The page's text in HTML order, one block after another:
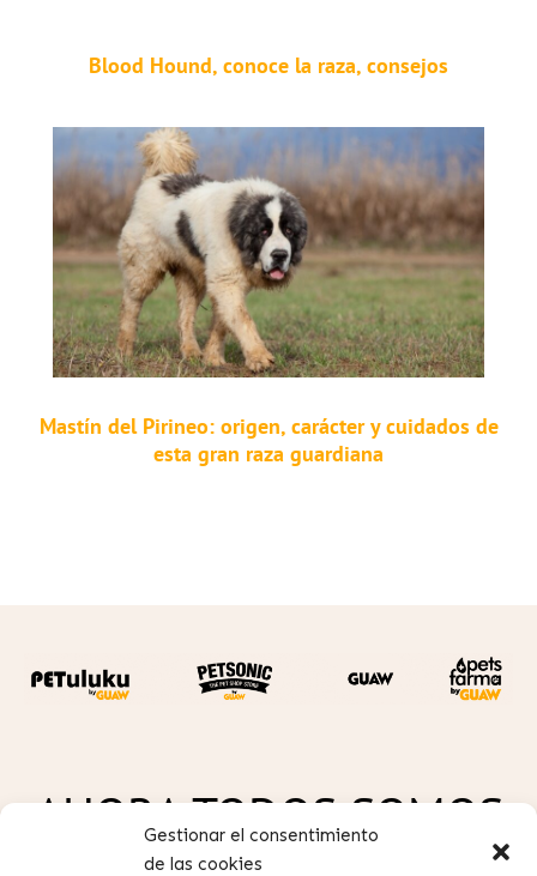
Gestionar el consentimiento
de las cookies
Blood Hound, conoce la raza, consejos
Mastín del Pirineo: origen, carácter y cuidados de
esta gran raza guardiana
AHORA TODOS SOMOS